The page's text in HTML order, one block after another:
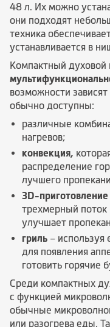
48 л. Их можно
они подходят
техника
устанавливается в
Компактный духовой
возможности
обычно доступны:
различные
нагревов;
конвекция,
распределение
лучшего
3D-приготовление
трехмерный поток
улучшает
гриль –
для появления
готовить горячие
Среди компактных
с функцией
обычные
или разогрева еды.